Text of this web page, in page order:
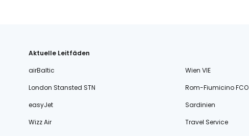
Aktuelle Leitfäden
airBaltic
Wien VIE
London Stansted STN
Rom-Fiumicino FCO
easyJet
Sardinien
Wizz Air
Travel Service